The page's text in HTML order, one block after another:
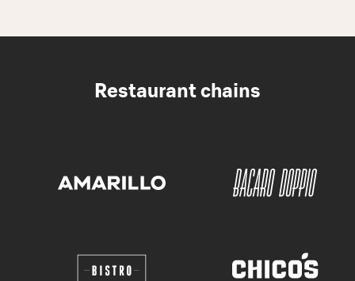
Restaurant chains